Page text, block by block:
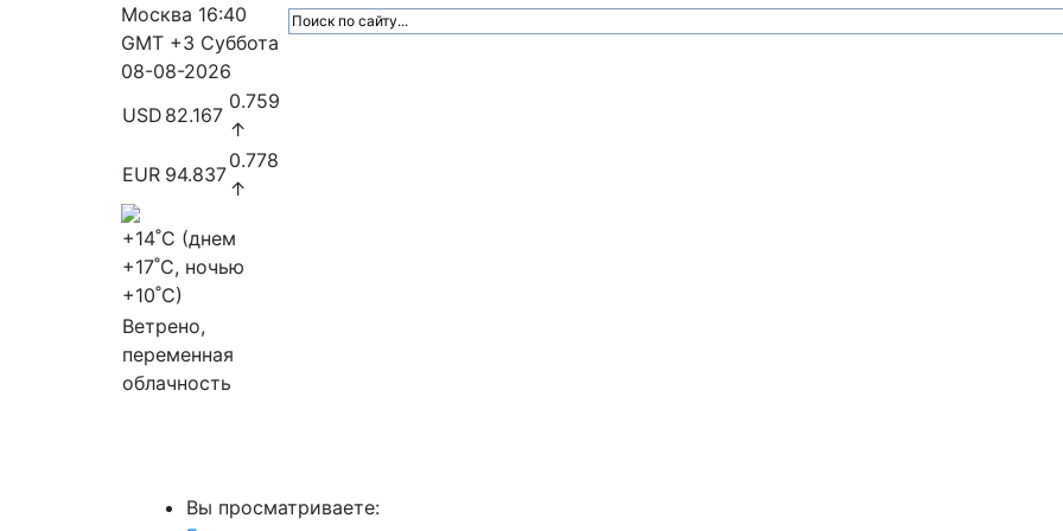
Москва 16:40
GMT +3 Суббота
08-08-2026
USD 82.167
0.759
↑
EUR 94.837
0.778
↑
+14˚C (днем
+17˚C, ночью
+10˚C)
Ветрено,
переменная
облачность
Вы просматриваете: